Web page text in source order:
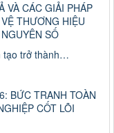
VÀ CÁC GIẢI PHÁP
THƯƠNG HIỆU
SỐ
tạo trở thành…
BỨC TRANH TOÀN
CỐT LÕI